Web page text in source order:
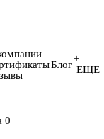
Блог+
ЕЩЕ
0